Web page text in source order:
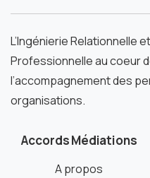
L’Ingénierie Relationnelle
Professionnelle au coeur
l’accompagnement des
organisations.
Accords Médiations
A propos